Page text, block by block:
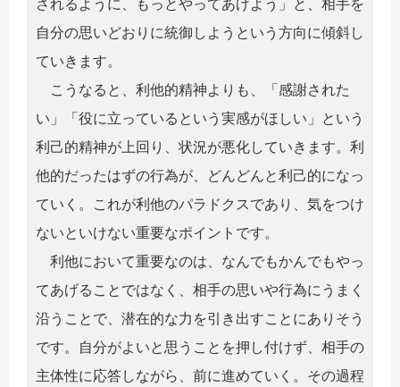
自分の思いどおりに統御しようという方向に傾斜し
ていきます。
こうなると、利他的精神よりも、「感謝された
い」「役に立っているという実感がほしい」という
利己的精神が上回り、状況が悪化していきます。利
他的だったはずの行為が、どんどんと利己的になっ
ていく。これが利他のパラドクスであり、気をつけ
ないといけない重要なポイントです。
利他において重要なのは、なんでもかんでもやっ
てあげることではなく、相手の思いや行為にうまく
沿うことで、潜在的な力を引き出すことにありそう
です。自分がよいと思うことを押し付けず、相手の
主体性に応答しながら、前に進めていく。その過程